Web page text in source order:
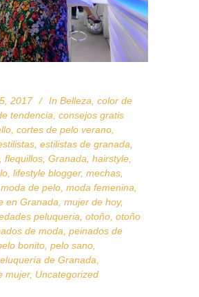
2017 In Belleza, color de
tendencia, consejos gratis
, cortes de pelo verano,
, estilistas de granada,
, flequillos, Granada, hairstyle,
, lifestyle blogger, mechas,
moda de pelo, moda femenina,
en Granada, mujer de hoy,
peluqueria, otoño, otoño
de moda, peinados de
bonito, pelo sano,
de Granada,
mujer, Uncategorized